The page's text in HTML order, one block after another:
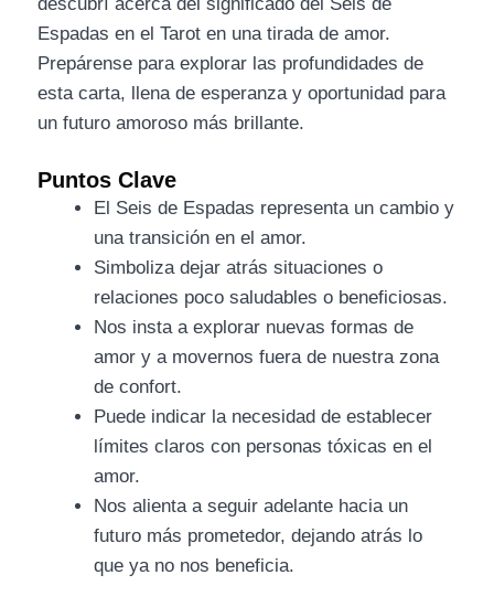
Espadas en el Tarot en una tirada de amor.
Prepárense para explorar las profundidades de
esta carta, llena de esperanza y oportunidad para
un futuro amoroso más brillante.
Puntos Clave
El Seis de Espadas representa un cambio y
una transición en el amor.
Simboliza dejar atrás situaciones o
relaciones poco saludables o beneficiosas.
Nos insta a explorar nuevas formas de
amor y a movernos fuera de nuestra zona
de confort.
Puede indicar la necesidad de establecer
límites claros con personas tóxicas en el
amor.
Nos alienta a seguir adelante hacia un
futuro más prometedor, dejando atrás lo
que ya no nos beneficia.